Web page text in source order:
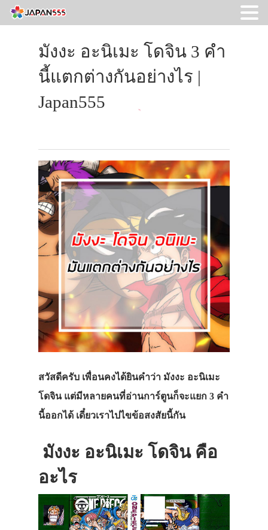
มังงะ อะนิเมะ โดจิน 3 คำ
นี้แตกต่างกันอย่างไร |
Japan555
สวัสดีครับ เพื่อนคงได้ยินคำว่า มังงะ อะนิเมะ
โดจิน แต่มีหลายคนที่อ่านการ์ตูนก็จะแยก 3 คำ
นี้ออกได้ เดี๋ยวเราไปไขข้อสงสัยนี้กัน
มังงะ อะนิเมะ โดจิน คือ
อะไร